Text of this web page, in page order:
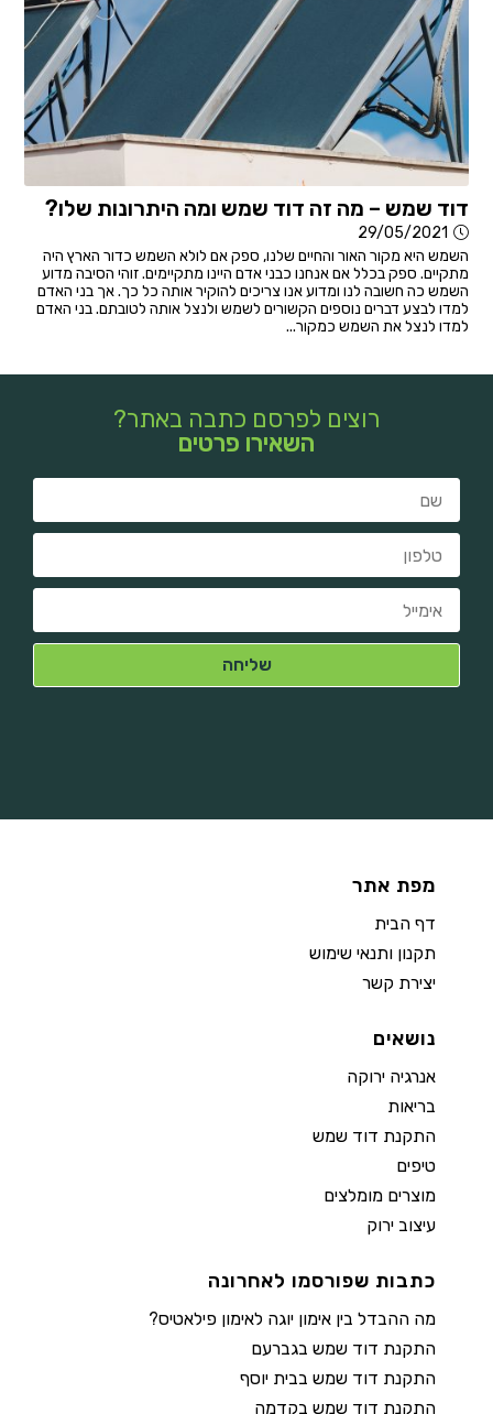
דוד שמש – מה זה דוד שמש ומה היתרונות שלו?
29/05/2021
השמש היא מקור האור והחיים שלנו, ספק אם לולא השמש כדור הארץ היה
מתקיים. ספק בכלל אם אנחנו כבני אדם היינו מתקיימים. זוהי הסיבה מדוע
השמש כה חשובה לנו ומדוע אנו צריכים להוקיר אותה כל כך. אך בני האדם
למדו לבצע דברים נוספים הקשורים לשמש ולנצל אותה לטובתם. בני האדם
למדו לנצל את השמש כמקור...
רוצים לפרסם כתבה באתר?
השאירו פרטים
מפת אתר
דף הבית
תקנון ותנאי שימוש
יצירת קשר
נושאים
אנרגיה ירוקה
בריאות
התקנת דוד שמש
טיפים
מוצרים מומלצים
עיצוב ירוק
כתבות שפורסמו לאחרונה
מה ההבדל בין אימון יוגה לאימון פילאטיס?
התקנת דוד שמש בגברעם
התקנת דוד שמש בבית יוסף
התקנת דוד שמש בקדמה